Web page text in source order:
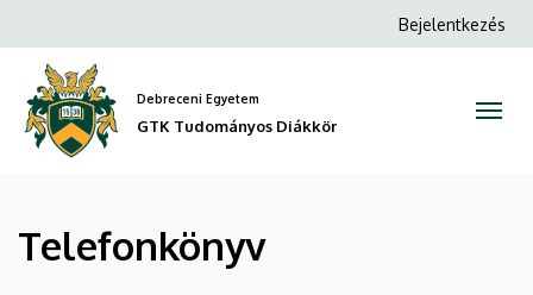
GTK
Tudományos
Diákkör
a
tartalomra
Anonim
Bejelentkezés
Debreceni Egyetem
GTK Tudományos Diákkör
Telefonkönyv